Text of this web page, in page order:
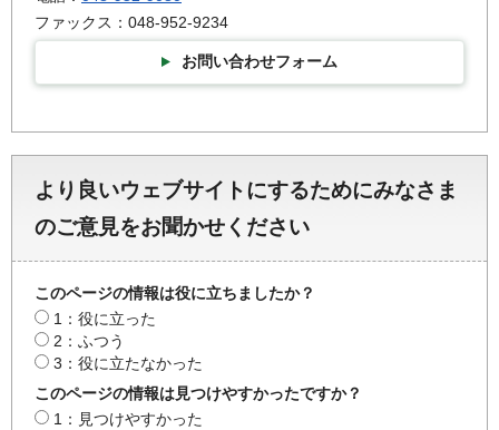
ファックス：048-952-9234
お問い合わせフォーム
より良いウェブサイトにするためにみなさま
のご意見をお聞かせください
このページの情報は役に立ちましたか？
1：役に立った
2：ふつう
3：役に立たなかった
このページの情報は見つけやすかったですか？
1：見つけやすかった